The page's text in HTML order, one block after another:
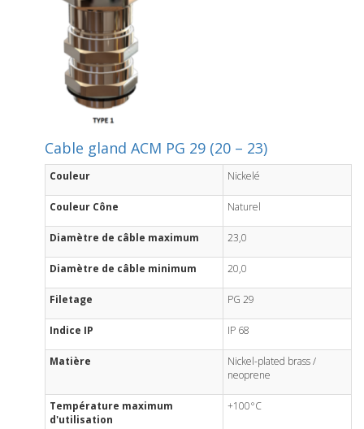
Cable gland ACM PG 29 (20 – 23)
Couleur Nickelé
Couleur Cône Naturel
Diamètre de câble maximum 23,0
Diamètre de câble minimum 20,0
Filetage PG 29
Indice IP IP 68
Matière
Nickel-plated brass /
neoprene
Température maximum
d'utilisation
+100°C